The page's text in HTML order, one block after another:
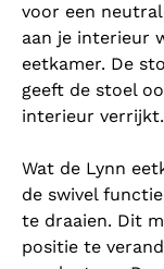
voor een
aan je interieur
eetkamer. De
geeft de stoel
interieur verrijkt.
Wat de Lynn
de swivel
te draaien. Dit
positie te